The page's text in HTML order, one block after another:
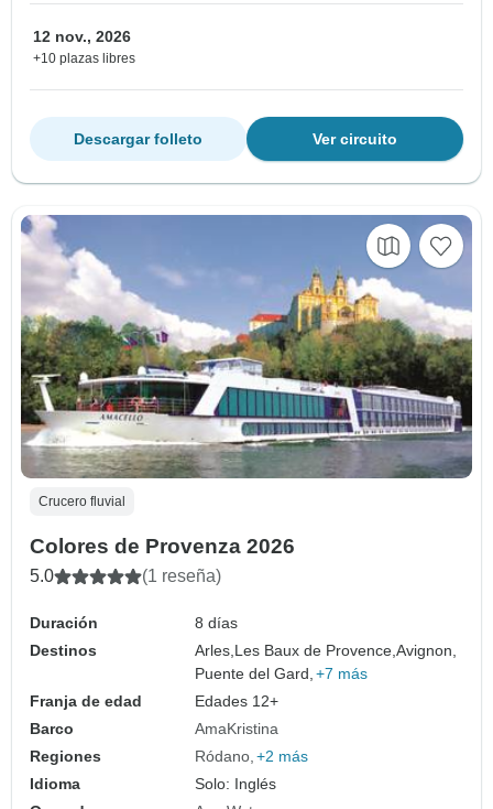
12 nov., 2026
+10 plazas libres
Ver circuito
Descargar folleto
Crucero fluvial
Colores de Provenza 2026
5.0 (1 reseña)
Duración
8 días
Destinos
Arles, Les Baux de Provence,Avignon,
Puente del Gard, +7 más
Franja de edad
Edades 12+
Barco
AmaKristina
Regiones
Ródano +2 más
Idioma
Solo: Inglés